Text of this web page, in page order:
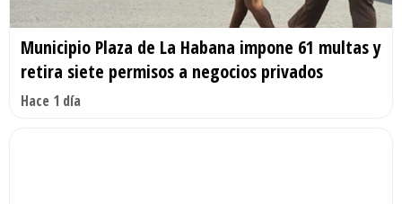
Municipio Plaza de La Habana impone 61 multas y
retira siete permisos a negocios privados
Hace 1 día